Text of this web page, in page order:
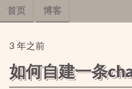
首页 博客
3年之前
如何自建一条